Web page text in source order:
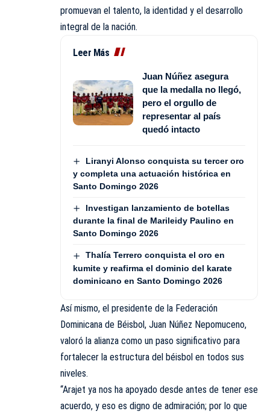
promuevan el talento, la identidad y el desarrollo
integral de la nación.
Leer Más
Juan Núñez asegura
que la medalla no llegó,
pero el orgullo de
representar al país
quedó intacto
Liranyi Alonso conquista su tercer oro
y completa una actuación histórica en
Santo Domingo 2026
Investigan lanzamiento de botellas
durante la final de Marileidy Paulino en
Santo Domingo 2026
Thalía Terrero conquista el oro en
kumite y reafirma el dominio del karate
dominicano en Santo Domingo 2026
Así mismo, el presidente de la Federación
Dominicana de Béisbol, Juan Núñez Nepomuceno,
valoró la alianza como un paso significativo para
fortalecer la estructura del béisbol en todos sus
niveles.
“Arajet ya nos ha apoyado desde antes de tener ese
acuerdo, y eso es digno de admiración; por lo que